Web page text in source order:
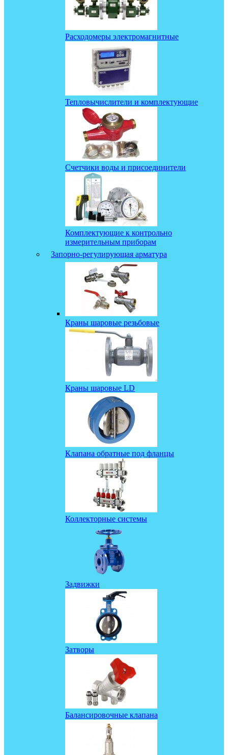
Расходомеры электромагнитные
Тепловычислители и комплектующие
Счетчики воды и присоединители
Комплектующие к контрольно
измерительным приборам
Запорно-регулирующая арматура
Краны шаровые резьбовые
Краны шаровые LD
Клапана обратные под фланцы
Коллекторные системы
Задвижки
Затворы
Балансировочные клапана